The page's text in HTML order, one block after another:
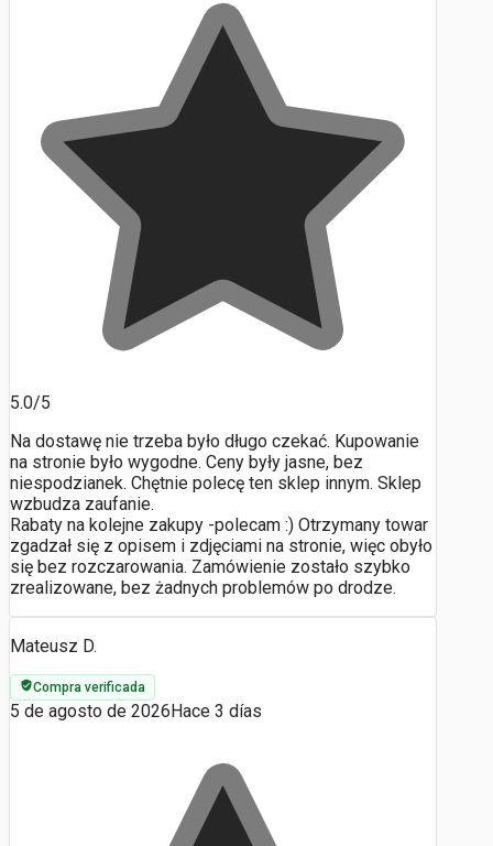
5.0/5
Na dostawę nie trzeba było długo czekać. Kupowanie
na stronie było wygodne. Ceny były jasne, bez
niespodzianek. Chętnie polecę ten sklep innym. Sklep
wzbudza zaufanie.
Rabaty na kolejne zakupy -polecam :) Otrzymany towar
zgadzał się z opisem i zdjęciami na stronie, więc obyło
się bez rozczarowania. Zamówienie zostało szybko
zrealizowane, bez żadnych problemów po drodze.
Mateusz D.
Compra verificada
5 de agosto de 2026 Hace 3 días